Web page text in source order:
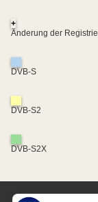
+
Änderung der
DVB-S
DVB-S2
DVB-S2X